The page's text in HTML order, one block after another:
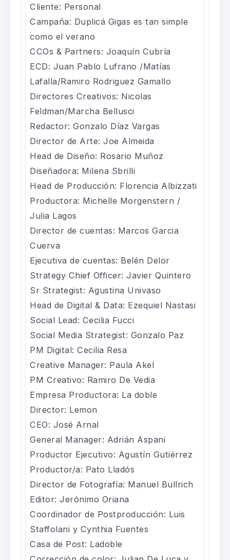
Cliente: Personal
Campaña: Duplicá Gigas es tan simple
como el verano
CCOs & Partners: Joaquín Cubría
ECD: Juan Pablo Lufrano /Matías
Lafalla/Ramiro Rodriguez Gamallo
Directores Creativos: Nicolas
Feldman/Marcha Bellusci
Redactor: Gonzalo Díaz Vargas
Director de Arte: Joe Almeida
Head de Diseño: Rosario Muñoz
Diseñadora: Milena Sbrilli
Head de Producción: Florencia Albizzati
Productora: Michelle Morgenstern /
Julia Lagos
Director de cuentas: Marcos Garcia
Cuerva
Ejecutiva de cuentas: Belén Delor
Strategy Chief Officer: Javier Quintero
Sr Strategist: Agustina Univaso
Head de Digital & Data: Ezequiel Nastasi
Social Lead: Cecilia Fucci
Social Media Strategist: Gonzalo Paz
PM Digital: Cecilia Resa
Creative Manager: Paula Akel
PM Creativo: Ramiro De Vedia
Empresa Productora: La doble
Director: Lemon
CEO: José Arnal
General Manager: Adrián Aspani
Productor Ejecutivo: Agustín Gutiérrez
Productor/a: Pato Lladós
Director de Fotografía: Manuel Bullrich
Editor: Jerónimo Oriana
Coordinador de Postproducción: Luis
Staffolani y Cynthia Fuentes
Casa de Post: Ladoble